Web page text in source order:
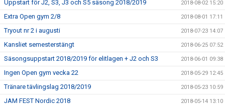
Uppstart för J2, S3, J3 och S5 säsong 2018/2019 2018-08-02 15:20
Extra Open gym 2/8 2018-08-01 17:11
Tryout nr 2 i augusti 2018-07-23 14:07
Kansliet semesterstängt 2018-06-25 07:52
Säsongsuppstart 2018/2019 för elitlagen + J2 och S3 2018-06-01 09:38
Ingen Open gym vecka 22 2018-05-29 12:45
Tränare tävlingslag 2018/2019 2018-05-23 10:59
JAM FEST Nordic 2018 2018-05-14 13:10